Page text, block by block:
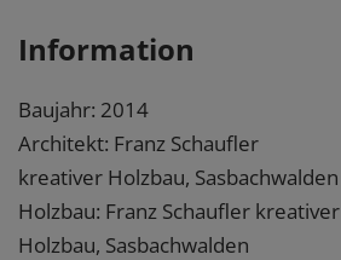
Information
Baujahr: 2014
Architekt: Franz Schaufler
kreativer Holzbau, Sasbachwalden
Holzbau: Franz Schaufler kreativer
Holzbau, Sasbachwalden